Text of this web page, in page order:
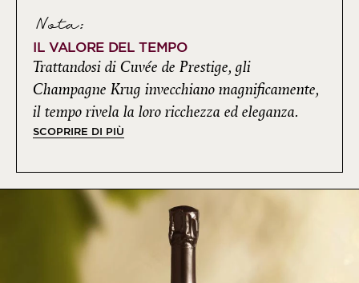
Nota:
IL VALORE DEL TEMPO
Trattandosi di Cuvée de Prestige, gli
Champagne Krug invecchiano magnificamente,
il tempo rivela la loro ricchezza ed eleganza.
SCOPRIRE DI PIÙ